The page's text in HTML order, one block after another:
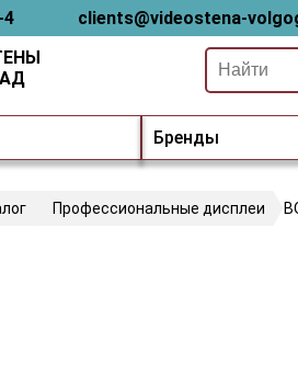
4 clients@videostena-
Бренды
Профессиональные дисплеи